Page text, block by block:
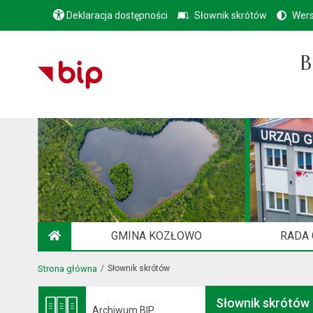
Deklaracja dostępności Słownik skrótów
GMINA KOZŁOWO RADA
Strona główna Słownik skrótów
Archiwum BIP
Słownik skrótów